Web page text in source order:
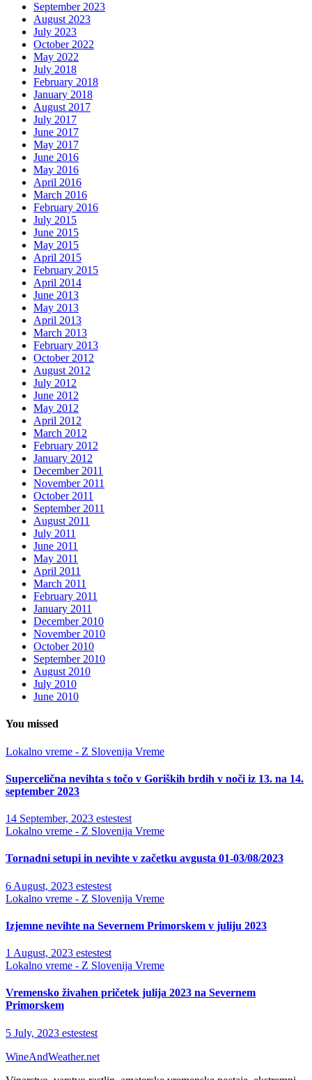
September 2023
August 2023
July 2023
October 2022
May 2022
July 2018
February 2018
January 2018
August 2017
July 2017
June 2017
May 2017
June 2016
May 2016
April 2016
March 2016
February 2016
July 2015
June 2015
May 2015
April 2015
February 2015
April 2014
June 2013
May 2013
April 2013
March 2013
February 2013
October 2012
August 2012
July 2012
June 2012
May 2012
April 2012
March 2012
February 2012
January 2012
December 2011
November 2011
October 2011
September 2011
August 2011
July 2011
June 2011
May 2011
April 2011
March 2011
February 2011
January 2011
December 2010
November 2010
October 2010
September 2010
August 2010
July 2010
June 2010
You missed
Lokalno vreme - Z Slovenija Vreme
Supercelična nevihta s točo v Goriških brdih v noči iz 13. na 14.
september 2023
14 September, 2023 estestest
Lokalno vreme - Z Slovenija Vreme
Tornadni setupi in nevihte v začetku avgusta 01-03/08/2023
6 August, 2023 estestest
Lokalno vreme - Z Slovenija Vreme
Izjemne nevihte na Severnem Primorskem v juliju 2023
1 August, 2023 estestest
Lokalno vreme - Z Slovenija Vreme
Vremensko živahen pričetek julija 2023 na Severnem
Primorskem
5 July, 2023 estestest
WineAndWeather.net